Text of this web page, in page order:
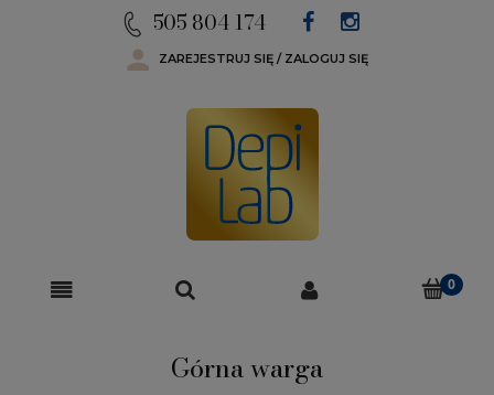
505 804 174
ZAREJESTRUJ SIĘ / ZALOGUJ SIĘ
Górna warga